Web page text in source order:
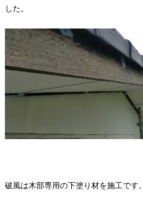
した。
破風は木部専用の下塗り材を施工です。